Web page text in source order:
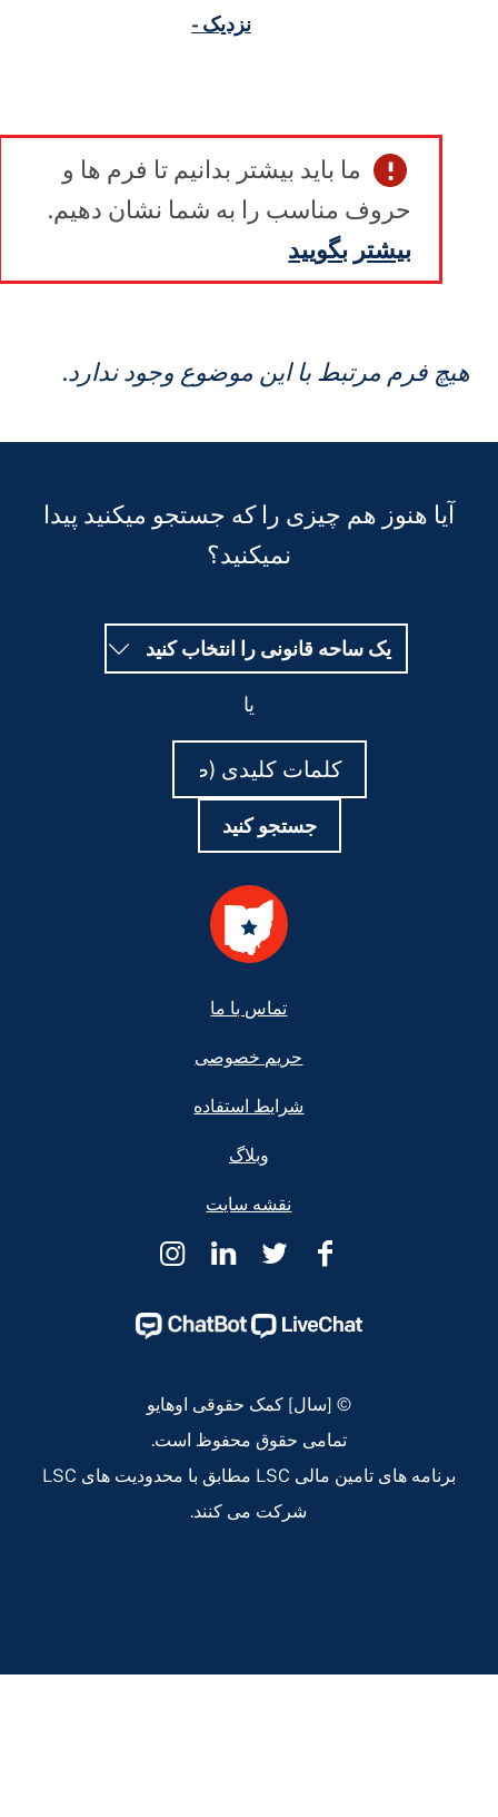
نزدیک -
ما باید بیشتر بدانیم تا فرم ها و
حروف مناسب را به شما نشان دهیم.
بیشتر بگویید
هیچ فرم مرتبط با این موضوع وجود ندارد.
آیا هنوز هم چیزی را که جستجو میکنید پیدا
نمیکنید؟
یک ساحه قانونی را انتخاب کنید
جستجو کنید
تماس با ما
حریم خصوصی
شرایط استفاده
وبلاگ
نقشه سایت
کمک
اوهایو
Page
کمک
اوهایو
Page
کمک
اوهایو
Page
کمک
اوهایو
Page
© [سال] کمک حقوقی اوهایو
تمامی حقوق محفوظ است.
برنامه های تامین مالی LSC مطابق با محدودیت های LSC
شرکت می کنند.